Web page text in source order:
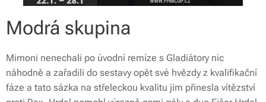
Modrá skupina
Mimoni nenechali po úvodní remíze s Gladiátory nic
náhodně a zařadili do sestavy opět své hvězdy z kvalifikační
fáze a tato sázka na střeleckou kvalitu jim přinesla vítězství